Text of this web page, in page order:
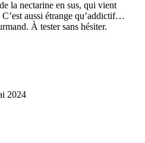
la nectarine en sus, qui vient
aussi étrange qu’addictif…
À tester sans hésiter.
2024